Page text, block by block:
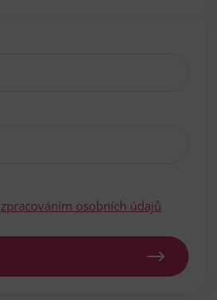
zpracováním osobních údajů